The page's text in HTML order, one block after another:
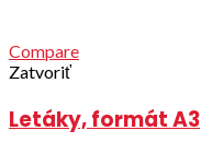
Compare
Zatvoriť
Letáky, formát A3